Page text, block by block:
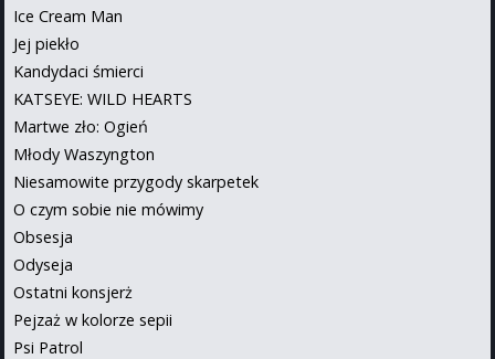
Ice Cream Man
Jej piekło
Kandydaci śmierci
KATSEYE: WILD HEARTS
Martwe zło: Ogień
Młody Waszyngton
Niesamowite przygody skarpetek
O czym sobie nie mówimy
Obsesja
Odyseja
Ostatni konsjerż
Pejzaż w kolorze sepii
Psi Patrol